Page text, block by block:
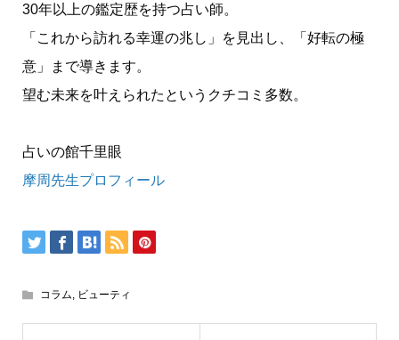
30年以上の鑑定歴を持つ占い師。
「これから訪れる幸運の兆し」を見出し、「好転の極
意」まで導きます。
望む未来を叶えられたというクチコミ多数。
占いの館千里眼
摩周先生プロフィール
コラム, ビューティ